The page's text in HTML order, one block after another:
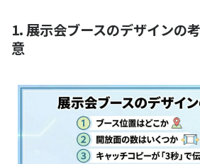
1. 展示会ブースのデザインの
意